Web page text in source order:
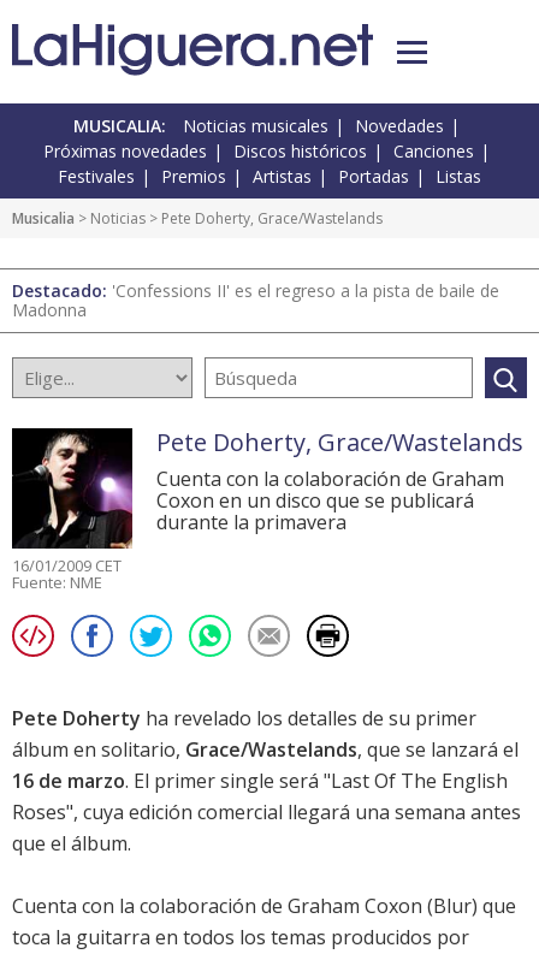
MUSICALIA: Noticias musicales
Novedades
Próximas novedades
Discos históricos
Canciones
Festivales
Premios Artistas Portadas Listas
Musicalia > Noticias > Pete Doherty, Grace/Wastelands
Destacado: 'Confessions II' es el regreso a la pista de baile de
Madonna
Pete Doherty, Grace/Wastelands
Cuenta con la colaboración de Graham
Coxon en un disco que se publicará
durante la primavera
16/01/2009 CET
Fuente: NME
Pete Doherty ha revelado los detalles de su primer
álbum en solitario, Grace/Wastelands, que se lanzará el
16 de marzo. El primer single será "Last Of The English
Roses", cuya edición comercial llegará una semana antes
que el álbum.
Cuenta con la colaboración de Graham Coxon (Blur) que
toca la guitarra en todos los temas producidos por